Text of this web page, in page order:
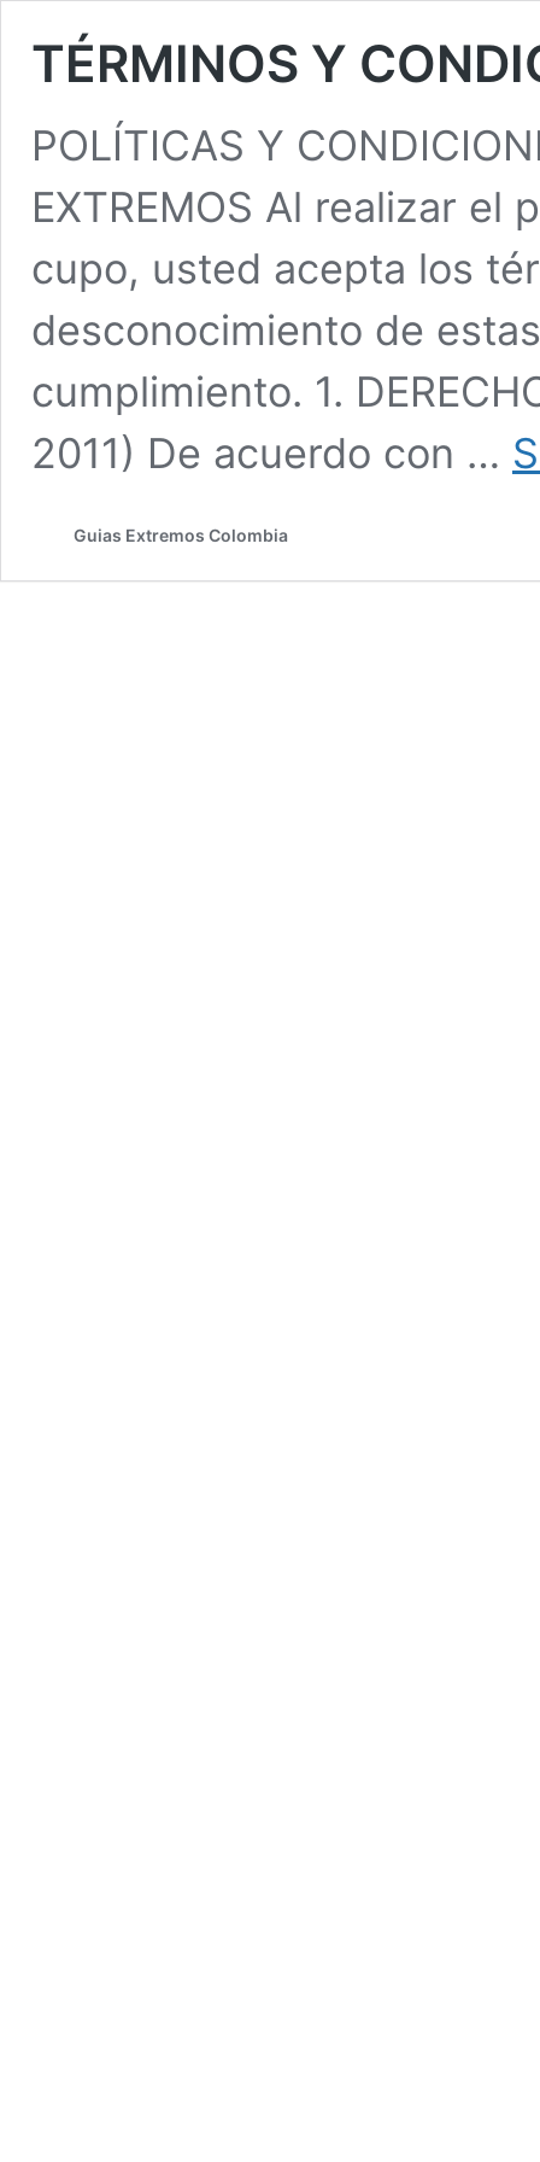
TÉRMINOS Y
POLÍTICAS Y
EXTREMOS Al realizar el
cupo, usted acepta los
desconocimiento de
cumplimiento. 1.
2011) De acuerdo con …
Guias Extremos Colombia